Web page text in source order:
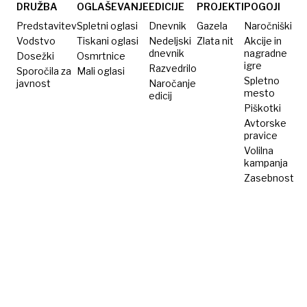
Vintgarju
padla
skala
življenje
DRUŽBA
Predstavitev
Vodstvo
Dosežki
Sporočila za
javnost
OGLAŠEVANJE
Spletni oglasi
Tiskani oglasi
Osmrtnice
Mali oglasi
EDICIJE
Dnevnik
Nedeljski
dnevnik
Razvedrilo
Naročanje
edicij
PROJEKTI
Gazela
Zlata nit
POGOJI
Naročniški
Akcije in
nagradne
igre
Spletno
mesto
Piškotki
Avtorske
pravice
Volilna
kampanja
Zasebnost